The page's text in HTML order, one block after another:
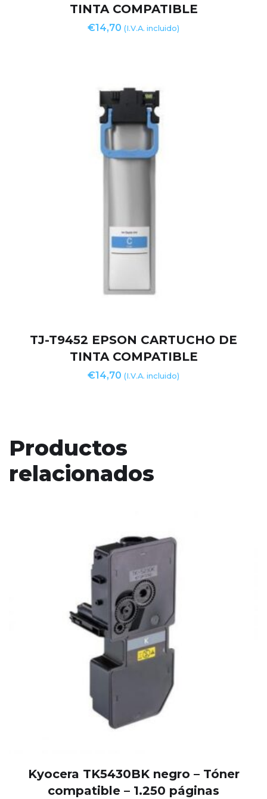
TINTA COMPATIBLE
€14,70 (I.V.A. incluido)
TJ-T9452 EPSON CARTUCHO DE
TINTA COMPATIBLE
€14,70 (I.V.A. incluido)
Productos
relacionados
Kyocera TK5430BK negro – Tóner
compatible – 1.250 páginas